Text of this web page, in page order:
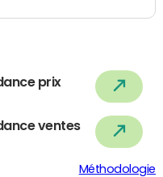
prix
ventes
Méthodologie